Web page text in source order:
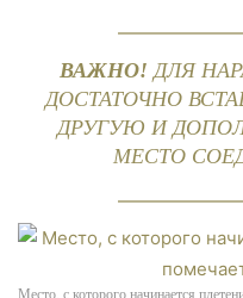
ВАЖНО! ДЛЯ
ДОСТАТОЧНО
ДРУГУЮ И
МЕСТО
Место, с которого начинается